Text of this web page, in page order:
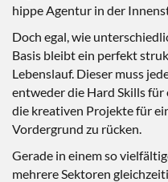
hippe Agentur in der
Doch egal, wie
Basis bleibt ein perfekt
Lebenslauf. Dieser muss
entweder die Hard Skills
die kreativen Projekte für
Vordergrund zu rücken.
Gerade in einem so
mehrere Sektoren